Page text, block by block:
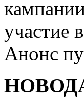
участие
Анонс